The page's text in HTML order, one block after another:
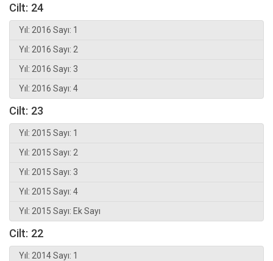
Cilt: 24
Yıl: 2016 Sayı: 1
Yıl: 2016 Sayı: 2
Yıl: 2016 Sayı: 3
Yıl: 2016 Sayı: 4
Cilt: 23
Yıl: 2015 Sayı: 1
Yıl: 2015 Sayı: 2
Yıl: 2015 Sayı: 3
Yıl: 2015 Sayı: 4
Yıl: 2015 Sayı: Ek Sayı
Cilt: 22
Yıl: 2014 Sayı: 1